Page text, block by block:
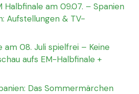
Halbfinale am 09.07. – Spanien
Aufstellungen & TV-
am 08. Juli spielfrei – Keine
aufs EM-Halbfinale +
Das Sommermärchen